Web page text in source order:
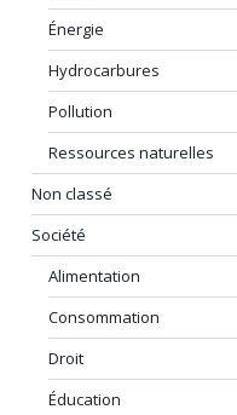
Énergie
Hydrocarbures
Pollution
Ressources naturelles
Non classé
Société
Alimentation
Consommation
Droit
Éducation